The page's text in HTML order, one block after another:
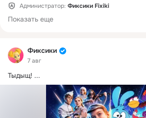
Фиксики
7 авг
Тыдыщ! ...
Регистрационный номер РКН 4950479689
Администратор: Фиксики Fixiki
Показать еще